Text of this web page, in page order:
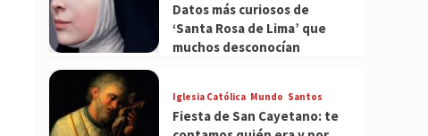
Datos más curiosos de
‘Santa Rosa de Lima’ que
muchos desconocían
Iglesia Católica Mundo Santos
Fiesta de San Cayetano: te